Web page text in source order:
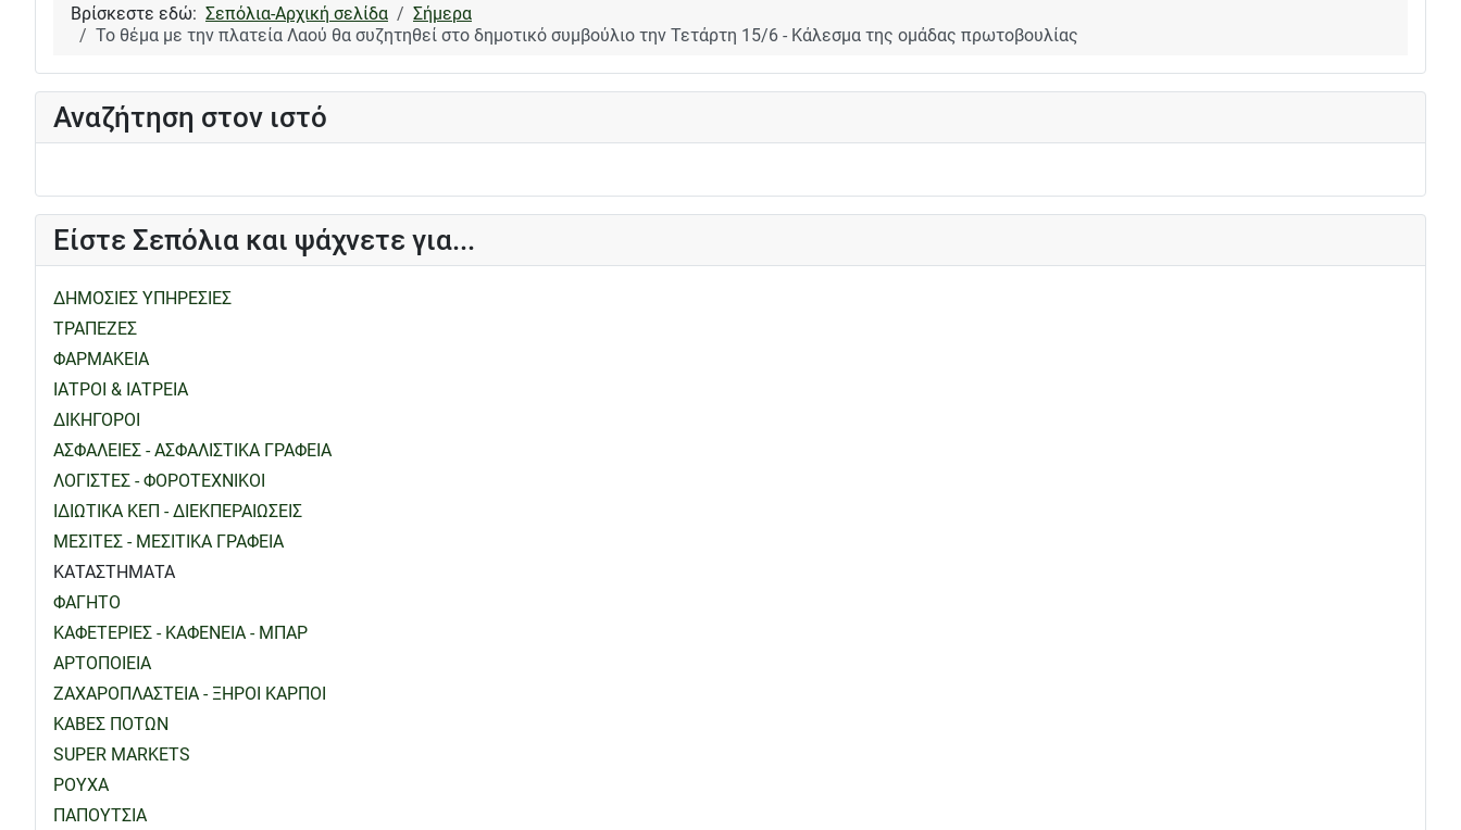
Αναζήτηση στον ιστό
Είστε Σεπόλια και ψάχνετε για...
ΔΗΜΟΣΙΕΣ ΥΠΗΡΕΣΙΕΣ
ΤΡΑΠΕΖΕΣ
ΦΑΡΜΑΚΕΙΑ
ΙΑΤΡΟΙ & ΙΑΤΡΕΙΑ
ΔΙΚΗΓΟΡΟΙ
ΑΣΦΑΛΕΙΕΣ - ΑΣΦΑΛΙΣΤΙΚΑ ΓΡΑΦΕΙΑ
ΛΟΓΙΣΤΕΣ - ΦΟΡΟΤΕΧΝΙΚΟΙ
ΙΔΙΩΤΙΚΑ ΚΕΠ - ΔΙΕΚΠΕΡΑΙΩΣΕΙΣ
ΜΕΣΙΤΕΣ - ΜΕΣΙΤΙΚΑ ΓΡΑΦΕΙΑ
ΚΑΤΑΣΤΗΜΑΤΑ
ΦΑΓΗΤΟ
ΚΑΦΕΤΕΡΙΕΣ - ΚΑΦΕΝΕΙΑ - ΜΠΑΡ
ΑΡΤΟΠΟΙΕΙΑ
ΖΑΧΑΡΟΠΛΑΣΤΕΙΑ - ΞΗΡΟΙ ΚΑΡΠΟΙ
ΚΑΒΕΣ ΠΟΤΩΝ
SUPER MARKETS
ΡΟΥΧΑ
ΠΑΠΟΥΤΣΙΑ
Βρίσκεστε εδώ: Σεπόλια-Αρχική σελίδα
Σήμερα
Το θέμα με την πλατεία Λαού θα συζητηθεί στο δημοτικό συμβούλιο την Τετάρτη 15/6 - Κάλεσμα της ομάδας πρωτοβουλίας